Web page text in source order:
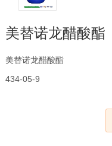
美替诺龙醋酸酯
美替诺龙醋酸酯
434-05-9